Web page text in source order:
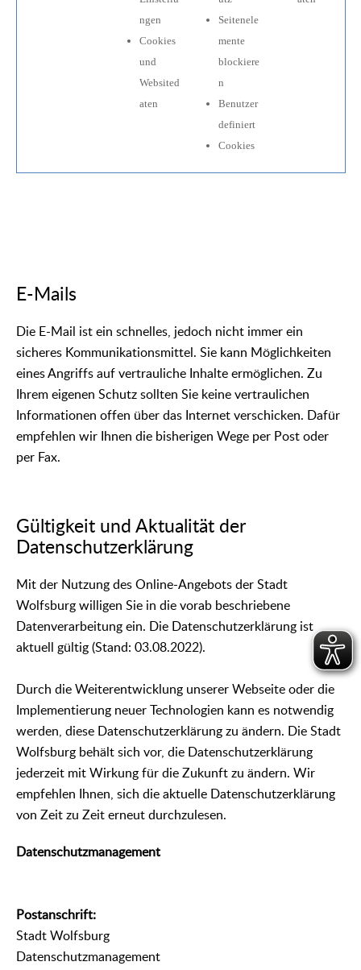
ngen
Cookies
und
Websited
aten
Seitenele
mente
blockiere
n
Benutzer
definiert
Cookies
E-Mails
Die E-Mail ist ein schnelles, jedoch nicht immer ein
sicheres Kommunikationsmittel. Sie kann Möglichkeiten
eines Angriffs auf vertrauliche Inhalte ermöglichen. Zu
Ihrem eigenen Schutz sollten Sie keine vertraulichen
Informationen offen über das Internet verschicken. Dafür
empfehlen wir Ihnen die bisherigen Wege per Post oder
per Fax.
Gültigkeit und Aktualität der
Datenschutzerklärung
Mit der Nutzung des Online-Angebots der Stadt
Wolfsburg willigen Sie in die vorab beschriebene
Datenverarbeitung ein. Die Datenschutzerklärung ist
aktuell gültig (Stand: 03.08.2022).
Durch die Weiterentwicklung unserer Webseite oder die
Implementierung neuer Technologien kann es notwendig
werden, diese Datenschutzerklärung zu ändern. Die Stadt
Wolfsburg behält sich vor, die Datenschutzerklärung
jederzeit mit Wirkung für die Zukunft zu ändern. Wir
empfehlen Ihnen, sich die aktuelle Datenschutzerklärung
von Zeit zu Zeit erneut durchzulesen.
Datenschutzmanagement
Postanschrift:
Stadt Wolfsburg
Datenschutzmanagement